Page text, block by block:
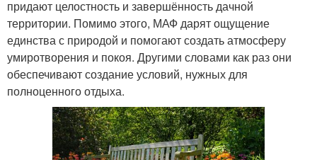
придают целостность и завершённость дачной
территории. Помимо этого, МАФ дарят ощущение
единства с природой и помогают создать атмосферу
умиротворения и покоя. Другими словами как раз они
обеспечивают создание условий, нужных для
полноценного отдыха.